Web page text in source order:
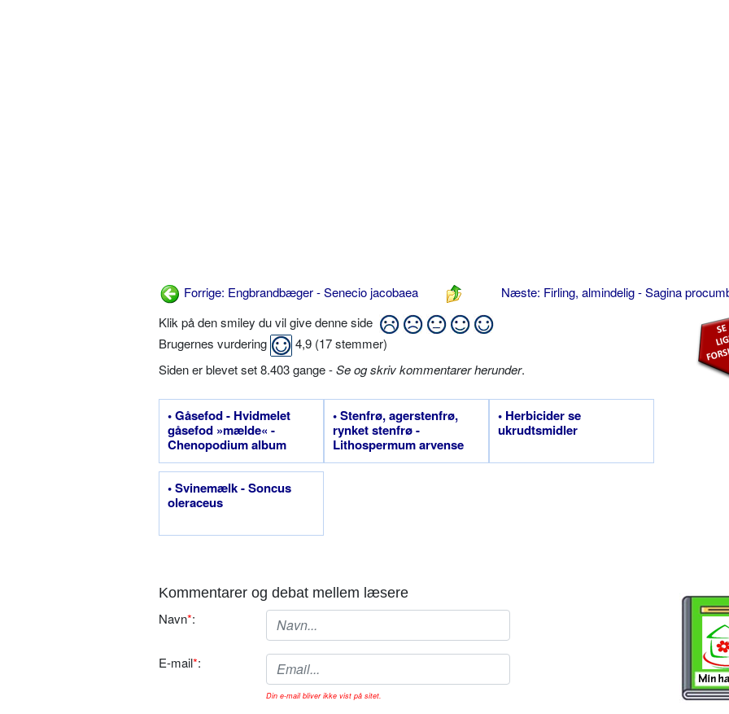
Forrige: Engbrandbæger - Senecio jacobaea
Næste: Firling, almindelig - Sagina
Klik på den smiley du vil give denne side
Brugernes vurdering
4,9 (17stemmer)
Siden er blevet set 8.403 gange -Se og skriv kommentarer herunder.
• Gåsefod - Hvidmelet
gåsefod »mælde« -
Chenopodium album
• Stenfrø, agerstenfrø,
rynket stenfrø -
Lithospermum arvense
• Herbicider se
ukrudtsmidler
• Svinemælk - Soncus
oleraceus
Kommentarer og debat mellem læsere
Navn*:
E-mail*:
Din e-mail bliver ikke vist på sitet.